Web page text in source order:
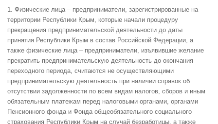
1. Физические лица – предприниматели, зарегистрированные на
территории Республики Крым, которые начали процедуру
прекращения предпринимательской деятельности до даты
принятия Республики Крым в состав Российской Федерации, а
также физические лица – предприниматели, изъявившие желание
прекратить предпринимательскую деятельность до окончания
переходного периода, считаются не осуществляющими
предпринимательскую деятельность при наличии справок об
отсутствии задолженности по всем видам налогов, сборов и иным
обязательным платежам перед налоговыми органами, органами
Пенсионного фонда и Фонда общеобязательного социального
страхования Республики Крым на случай безработицы, а также